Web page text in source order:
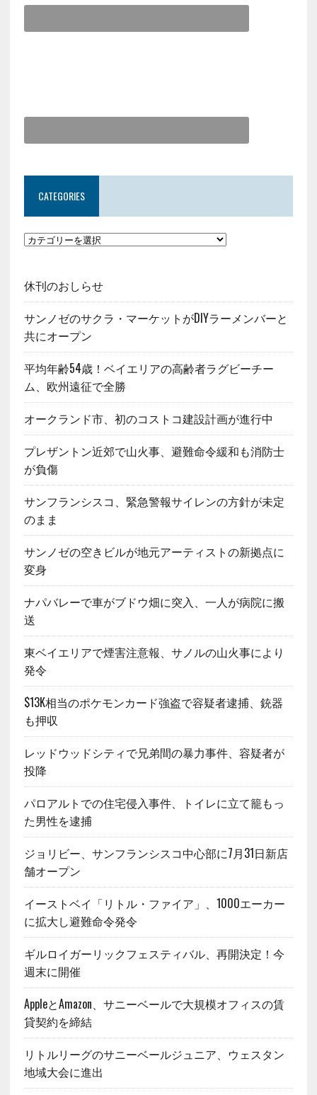
CATEGORIES
休刊のおしらせ
サンノゼのサクラ・マーケットがDIYラーメンバーと
共にオープン
平均年齢54歳！ベイエリアの高齢者ラグビーチー
ム、欧州遠征で全勝
オークランド市、初のコストコ建設計画が進行中
プレザントン近郊で山火事、避難命令緩和も消防士
が負傷
サンフランシスコ、緊急警報サイレンの方針が未定
のまま
サンノゼの空きビルが地元アーティストの新拠点に
変身
ナパバレーで車がブドウ畑に突入、一人が病院に搬
送
東ベイエリアで煙害注意報、サノルの山火事により
発令
$13K相当のポケモンカード強盗で容疑者逮捕、銃器
も押収
レッドウッドシティで兄弟間の暴力事件、容疑者が
投降
パロアルトでの住宅侵入事件、トイレに立て籠もっ
た男性を逮捕
ジョリビー、サンフランシスコ中心部に7月31日新店
舗オープン
イーストベイ「リトル・ファイア」、1000エーカー
に拡大し避難命令発令
ギルロイガーリックフェスティバル、再開決定！今
週末に開催
AppleとAmazon、サニーベールで大規模オフィスの賃
貸契約を締結
リトルリーグのサニーベールジュニア、ウェスタン
地域大会に進出